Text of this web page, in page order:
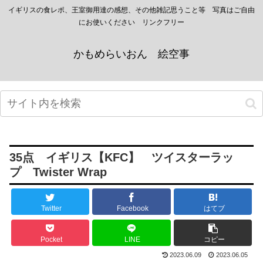
イギリスの食レポ、王室御用達の感想、その他雑記思うこと等 写真はご自由
にお使いください リンクフリー
かもめらいおん 絵空事
35点 イギリス【KFC】 ツイスターラッ
プ Twister Wrap
Twitter Facebook はてブ
Pocket LINE コピー
2023.06.09 2023.06.05